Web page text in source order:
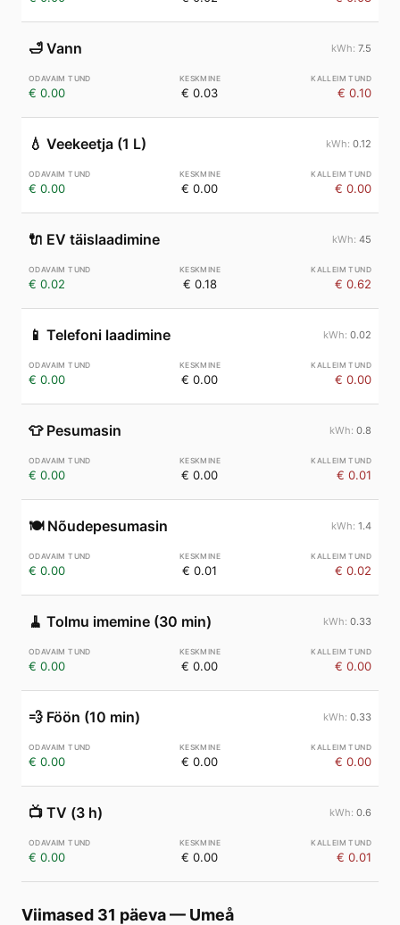
🛁 Vann 7.5
€ 0.00 € 0.03 € 0.10
💧 Veekeetja (1 L) 0.12
€ 0.00 € 0.00 € 0.00
🔌 EV täislaadimine 45
€ 0.02 € 0.18 € 0.62
📱 Telefoni laadimine 0.02
€ 0.00 € 0.00 € 0.00
👕 Pesumasin 0.8
€ 0.00 € 0.00 € 0.01
🍽️ Nõudepesumasin 1.4
€ 0.00 € 0.01 € 0.02
🧹 Tolmu imemine (30 min) 0.33
€ 0.00 € 0.00 € 0.00
💨 Föön (10 min) 0.33
€ 0.00 € 0.00 € 0.00
📺 TV (3 h) 0.6
€ 0.00 € 0.00 € 0.01
Viimased 31 päeva— Umeå